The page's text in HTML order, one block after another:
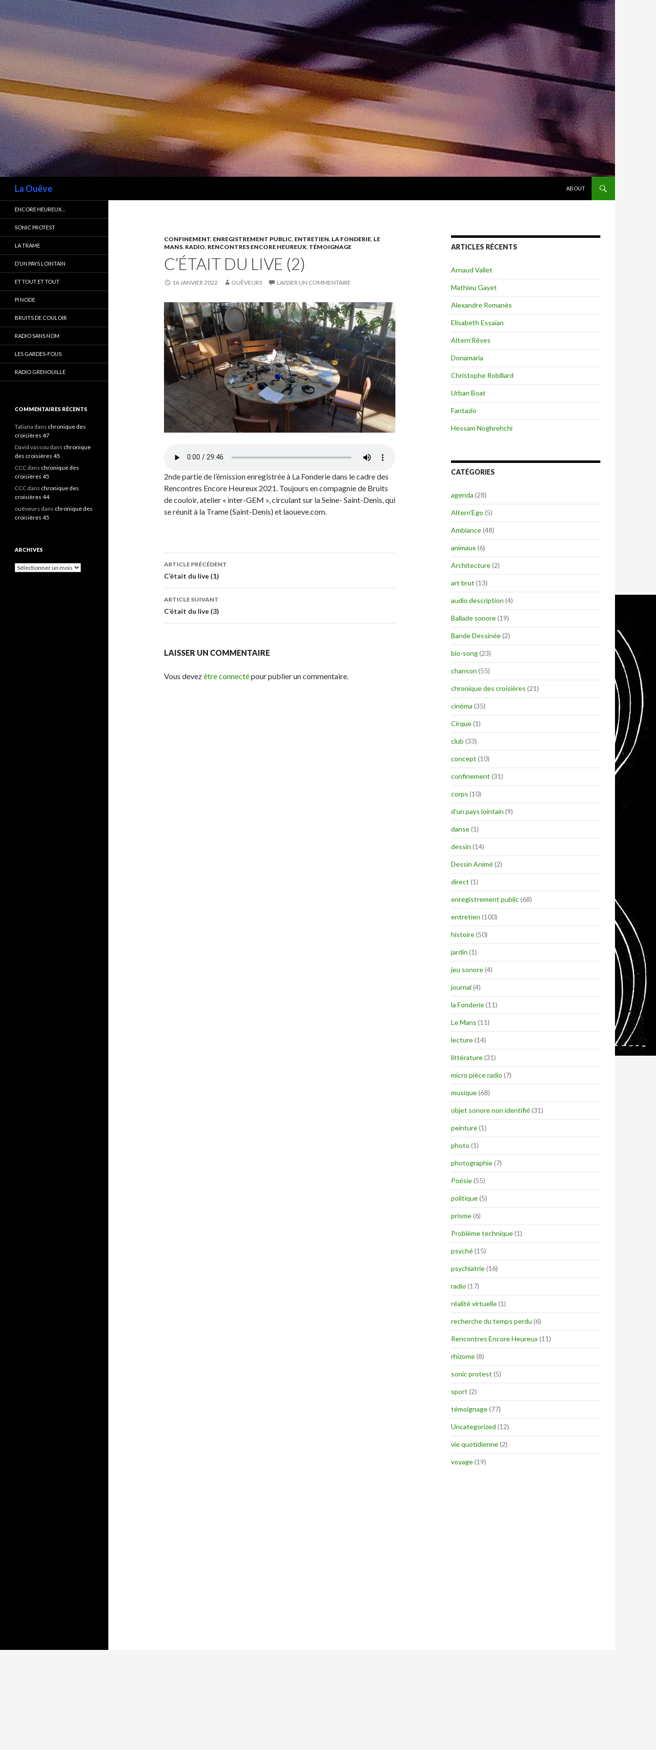
La Ouêve
ABOUT
CONFINEMENT, ENREGISTREMENT PUBLIC, ENTRETIEN, LA FONDERIE, LE
MANS, RADIO, RENCONTRES ENCORE HEUREUX, TÉMOIGNAGE
C’ÉTAIT DU LIVE (2)
16 JANVIER 2022 OUÊVEURS LAISSER UN COMMENTAIRE
2nde partie de l’émission enregistrée à La Fonderie dans le cadre des
Rencontres Encore Heureux 2021. Toujours en compagnie de Bruits
de couloir, atelier « inter-GEM », circulant sur la Seine- Saint-Denis, qui
se réunit à la Trame (Saint-Denis) et laoueve.com.
Navigation
des
articles
ARTICLE PRÉCÉDENT
C’était du live (1)
ARTICLE SUIVANT
C’était du live (3)
LAISSER UN COMMENTAIRE
Vous devezêtre connectépour publier un commentaire.
ARTICLES RÉCENTS
Arnaud Vallet
Mathieu Gayet
Alexandre Romanès
Elisabeth Essaïan
Altern’Rêves
Donamaria
Christophe Robillard
Urban Boat
Fantazio
Hessam Noghrehchi
CATÉGORIES
agenda (28)
Altern'Ego (5)
Ambiance(48)
animaux(6)
Architecture(2)
art brut (13)
audio description (4)
Ballade sonore(19)
Bande Dessinée(2)
bio-song(23)
chanson (55)
chronique des croisières (21)
cinéma (35)
Cirque(1)
club (33)
concept (10)
confinement (31)
corps (10)
d'un pays lointain (9)
danse(1)
dessin (14)
Dessin Animé(2)
direct (1)
enregistrement public(68)
entretien (100)
histoire(50)
jardin (1)
jeu sonore(4)
journal (4)
la Fonderie(11)
Le Mans (11)
lecture(14)
littérature(31)
micro pièce radio (7)
musique(68)
objet sonore non identifié(31)
peinture(1)
photo (1)
photographie(7)
Poésie(55)
politique(5)
prisme(6)
Problème technique(1)
psyché(15)
psychiatrie(16)
radio (17)
réalité virtuelle(1)
recherche du temps perdu (6)
Rencontres Encore Heureux(11)
rhizome(8)
sonic protest (5)
sport (2)
témoignage(77)
Uncategorized (12)
vie quotidienne(2)
voyage(19)
ENCORE HEUREUX…
SONIC PROTEST
LA TRAME
D’UN PAYS LOINTAIN
ET TOUT ET TOUT
PI NODE
BRUITS DE COULOIR
RADIO SANS NOM
LES GARDES-FOUS
RADIO GRENOUILLE
COMMENTAIRES RÉCENTS
Tatiana dans chronique des
croisières 47
David vassou dans chronique
des croisières 45
CCC dans chronique des
croisières 45
CCC dans chronique des
croisières 44
ouêveurs dans chronique des
croisières 45
ARCHIVES
A